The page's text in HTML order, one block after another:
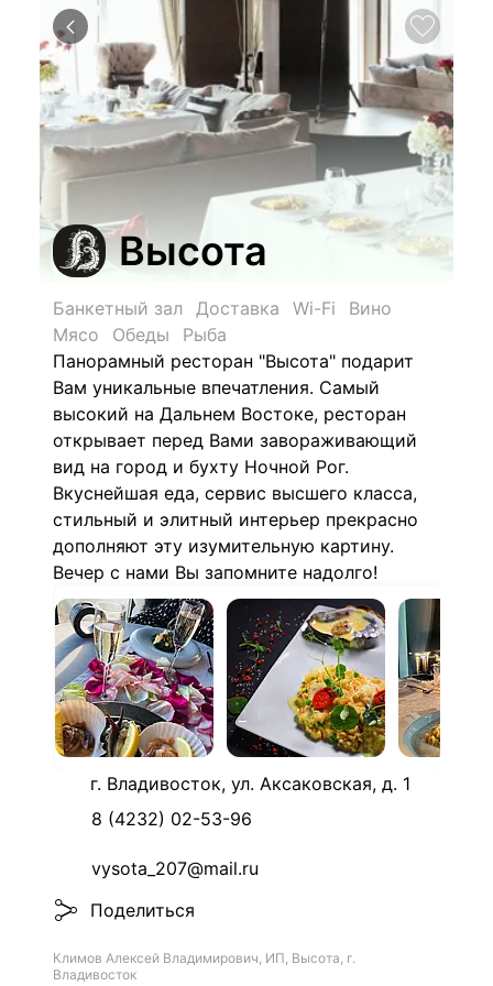
Высота
Банкетный зал Доставка Wi-Fi
Вино
Мясо
Обеды
Рыба
Панорамный ресторан "Высота" подарит
Вам уникальные впечатления. Самый
высокий на Дальнем Востоке, ресторан
открывает перед Вами завораживающий
вид на город и бухту Ночной Рог.
Вкуснейшая еда, сервис высшего класса,
стильный и элитный интерьер прекрасно
дополняют эту изумительную картину.
Вечер с нами Вы запомните надолго!
г. Владивосток, ул. Аксаковская, д. 1
8 (4232) 02-53-96
vysota_207@mail.ru
Поделиться
Климов Алексей Владимирович, ИП, Высота, г.
Владивосток